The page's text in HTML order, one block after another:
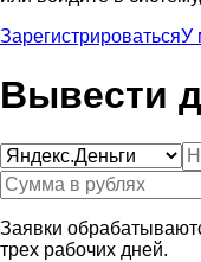
ЗарегистрироватьсяУ
Вывести
Заявки
трех рабочих дней.